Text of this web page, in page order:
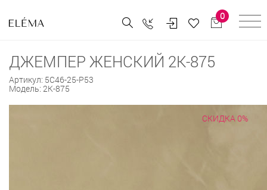
0
ДЖЕМПЕР ЖЕНСКИЙ 2К-875
Артикул: 5С46-25-Р53
Модель: 2К-875
СКИДКА 0%